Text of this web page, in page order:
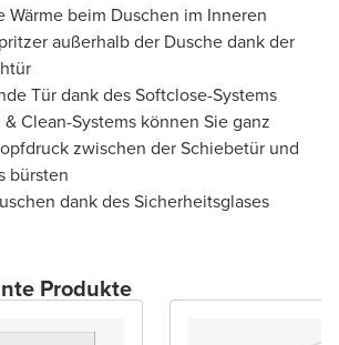
Wärme beim Duschen im Inneren
außerhalb der Dusche dank der
Tür dank des Softclose-Systems
& Clean-Systems können Sie ganz
zwischen der Schiebetür und
bürsten
dank des Sicherheitsglases
Produkte